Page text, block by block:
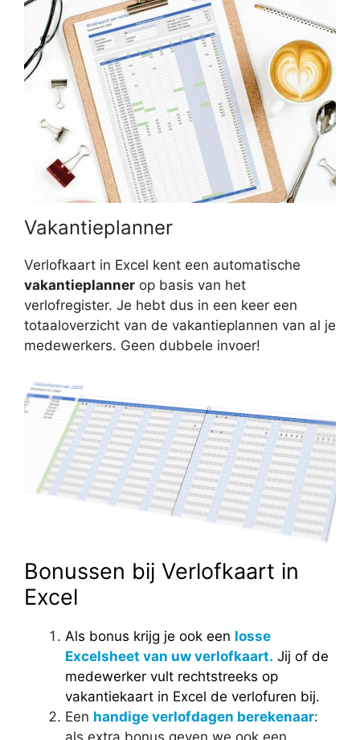
Vakantieplanner
Verlofkaart in Excel kent een automatische
vakantieplanner op basis van het
verlofregister. Je hebt dus in een keer een
totaaloverzicht van de vakantieplannen van al je
medewerkers. Geen dubbele invoer!
Bonussen bij Verlofkaart in
Excel
Als bonus krijg je ook een losse
Excelsheet van uw verlofkaart. Jij of de
medewerker vult rechtstreeks op
vakantiekaart in Excel de verlofuren bij.
Een handige verlofdagen berekenaar:
als extra bonus geven we ook een